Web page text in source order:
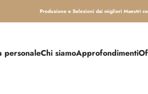
Produzione e Selezioni dai migliori Maestri
personaleChi siamoApprofondimenti